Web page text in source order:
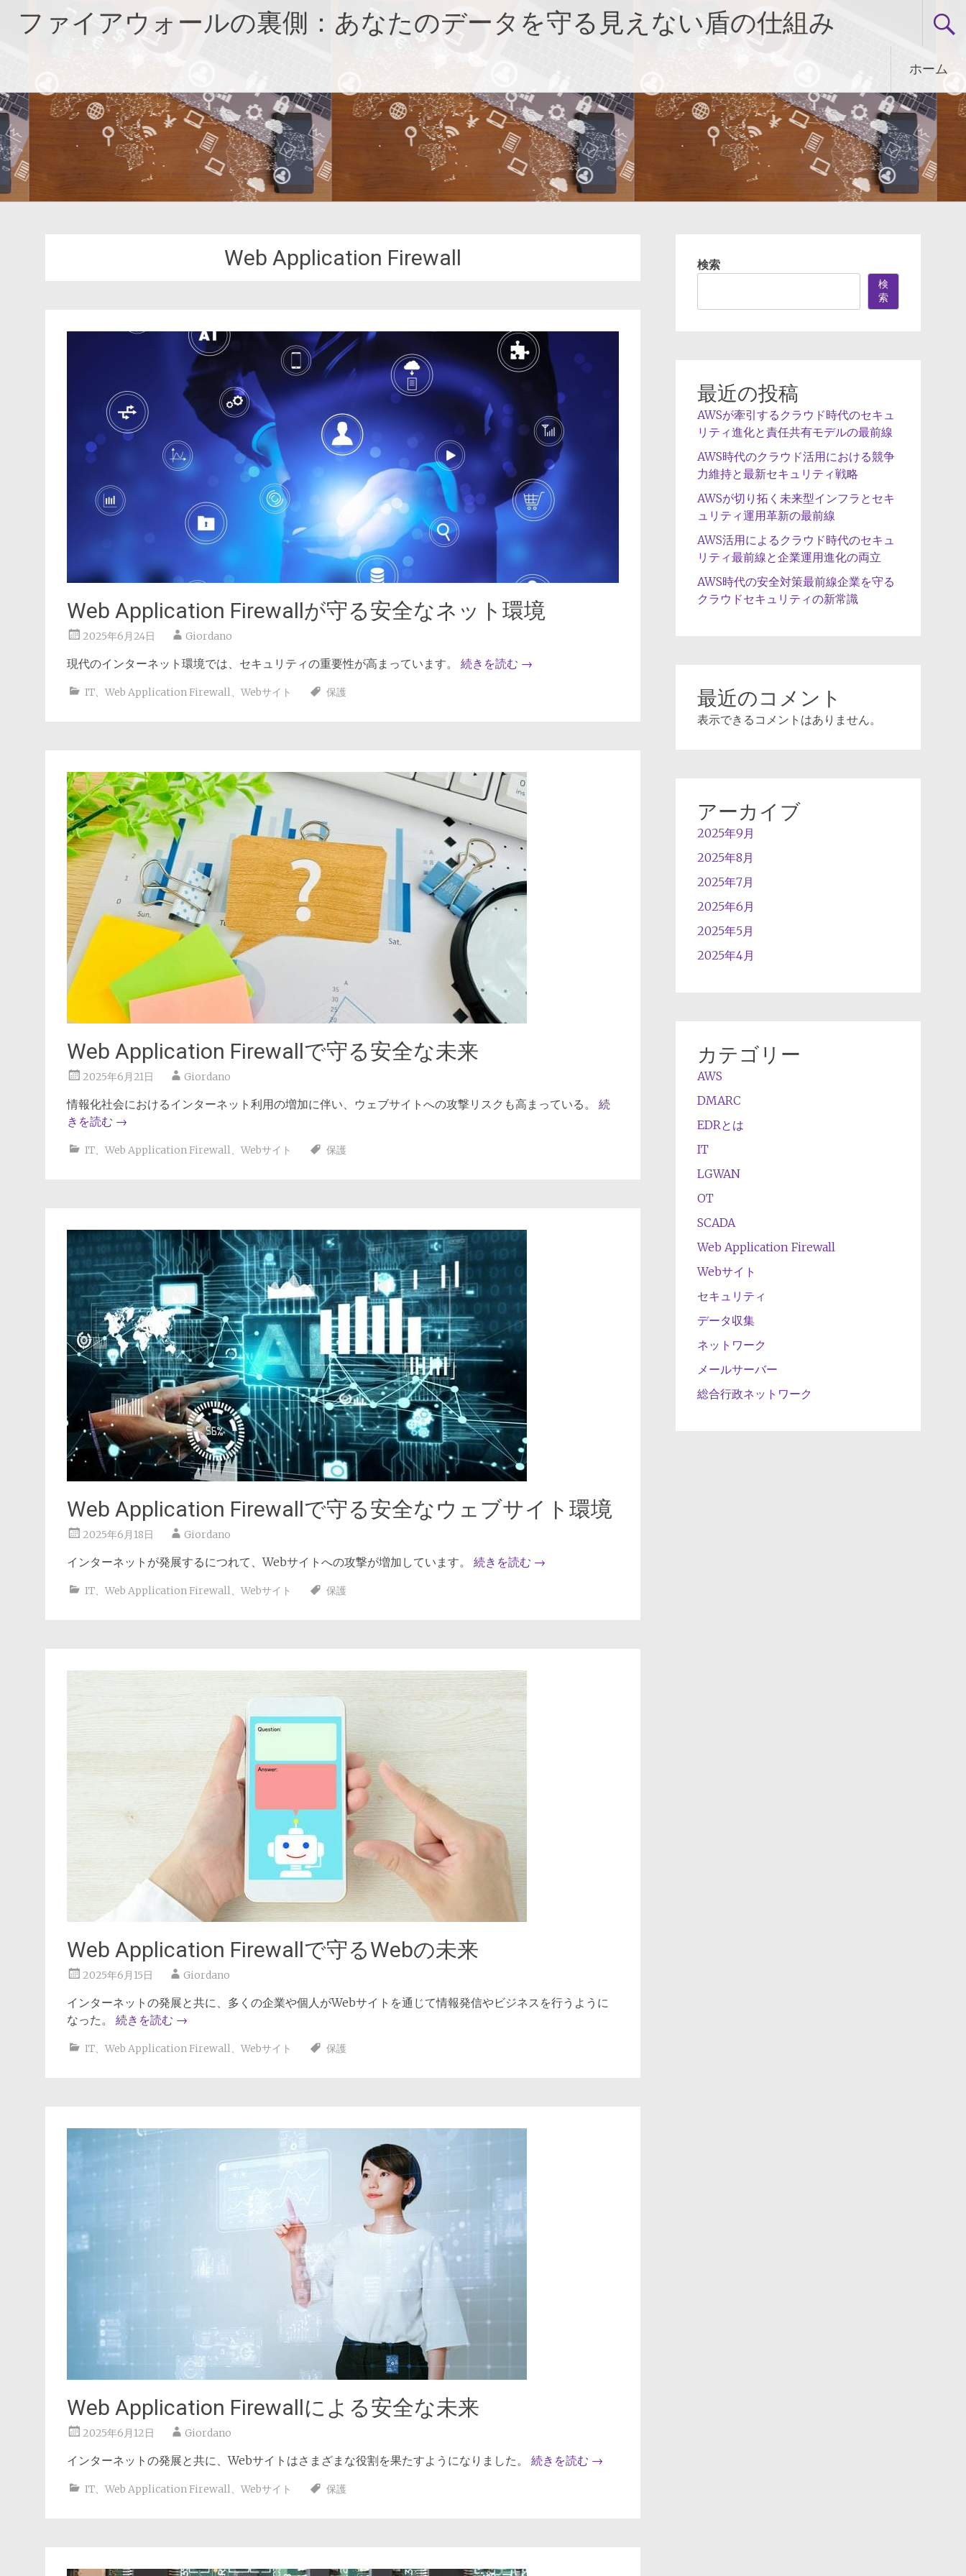
へ
ス
キ
ッ
プ
ファイアウォールの裏側：あなたのデータを守る見えない盾の仕組み
ホーム
Web Application Firewall
Web Application Firewallが守る安全なネット環境
2025年6月24日 Giordano
現代のインターネット環境では、セキュリティの重要性が高まっています。 続きを読む →
IT、 Web Application Firewall、 Webサイト 保護
Web Application Firewallで守る安全な未来
2025年6月21日 Giordano
情報化社会におけるインターネット利用の増加に伴い、ウェブサイトへの攻撃リスクも高まっている。 続
きを読む →
IT、 Web Application Firewall、 Webサイト 保護
Web Application Firewallで守る安全なウェブサイト環境
2025年6月18日 Giordano
インターネットが発展するにつれて、Webサイトへの攻撃が増加しています。 続きを読む →
IT、 Web Application Firewall、 Webサイト 保護
Web Application Firewallで守るWebの未来
2025年6月15日 Giordano
インターネットの発展と共に、多くの企業や個人がWebサイトを通じて情報発信やビジネスを行うように
なった。 続きを読む →
IT、 Web Application Firewall、 Webサイト 保護
Web Application Firewallによる安全な未来
2025年6月12日 Giordano
インターネットの発展と共に、Webサイトはさまざまな役割を果たすようになりました。 続きを読む →
IT、 Web Application Firewall、 Webサイト 保護
検索
検
索
最近の投稿
AWSが牽引するクラウド時代のセキュ
リティ進化と責任共有モデルの最前線
AWS時代のクラウド活用における競争
力維持と最新セキュリティ戦略
AWSが切り拓く未来型インフラとセキ
ュリティ運用革新の最前線
AWS活用によるクラウド時代のセキュ
リティ最前線と企業運用進化の両立
AWS時代の安全対策最前線企業を守る
クラウドセキュリティの新常識
最近のコメント
表示できるコメントはありません。
アーカイブ
2025年9月
2025年8月
2025年7月
2025年6月
2025年5月
2025年4月
カテゴリー
AWS
DMARC
EDRとは
IT
LGWAN
OT
SCADA
Web Application Firewall
Webサイト
セキュリティ
データ収集
ネットワーク
メールサーバー
総合行政ネットワーク